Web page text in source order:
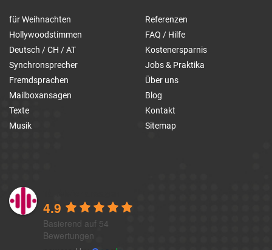
für Weihnachten
Hollywoodstimmen
Deutsch / CH / AT
Synchronsprecher
Fremdsprachen
Mailboxansagen
Texte
Musik
4.9
Basierend auf 54
Bewertungen
Referenzen
FAQ / Hilfe
Kostenersparnis
Jobs & Praktika
Über uns
Blog
Kontakt
Sitemap